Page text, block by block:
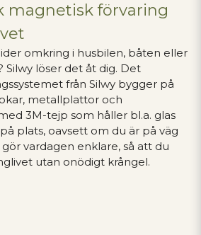
magnetisk förvaring
omkring i husbilen, båten eller
löser det åt dig. Det
från Silwy bygger på
metallplattor och
3M-tejp som håller bl.a. glas
plats, oavsett om du är på väg
gör vardagen enklare, så att du
utan onödigt krångel.